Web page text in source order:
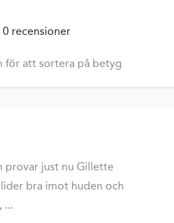
0 recensioner
för att sortera på betyg
provar just nu Gillette
bra imot huden och
...